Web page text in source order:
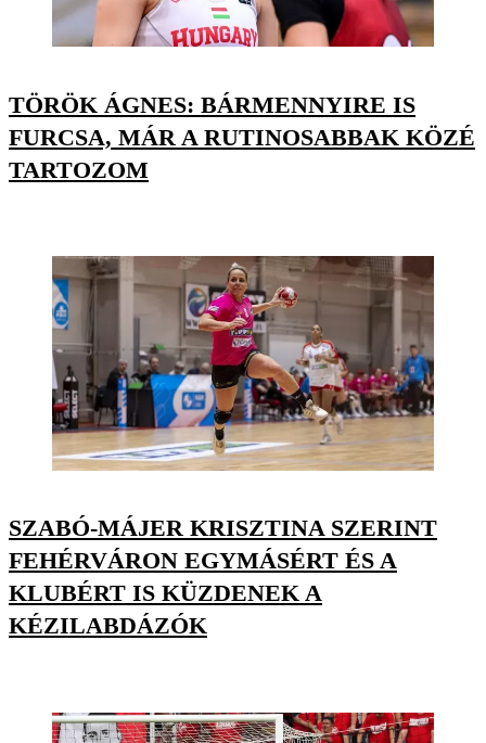
TÖRÖK ÁGNES: BÁRMENNYIRE IS
FURCSA, MÁR A RUTINOSABBAK KÖZÉ
TARTOZOM
SZABÓ-MÁJER KRISZTINA SZERINT
FEHÉRVÁRON EGYMÁSÉRT ÉS A
KLUBÉRT IS KÜZDENEK A
KÉZILABDÁZÓK